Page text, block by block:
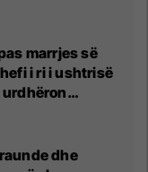
marrjes së
i ri i ushtrisë
dhe